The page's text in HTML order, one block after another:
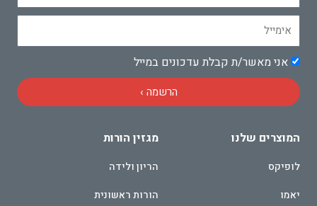
אישוראני מאשר/ת קבלת עדכונים במייל
הרשמה ›
המוצרים שלנו
לופיקס
יאמו
מגזין הורות
הריון ולידה
הורות ראשונית